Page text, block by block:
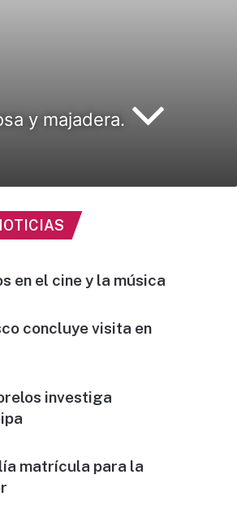
y majadera.
en el cine y la música
concluye visita en
investiga
matrícula para la